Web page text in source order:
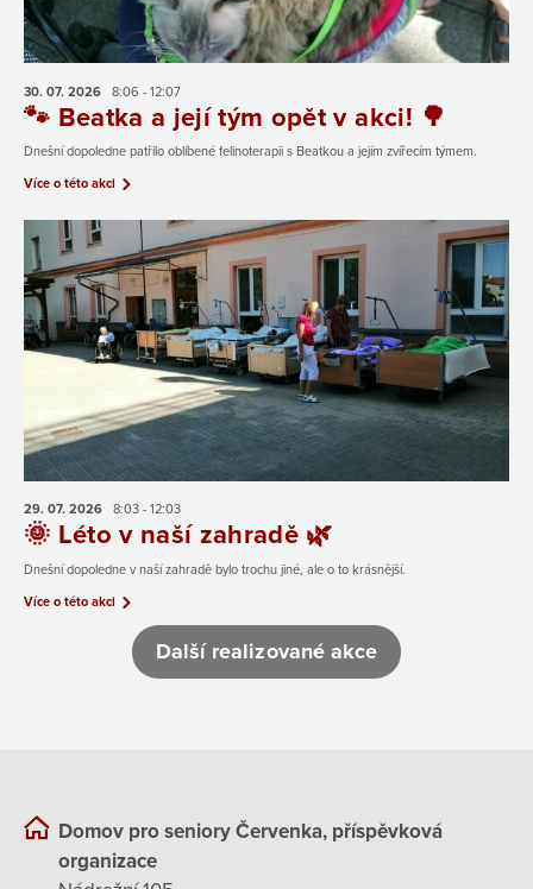
30. 07. 2026 8:06 - 12:07
🐾 Beatka a její tým opět v akci! 🌳
Dnešní dopoledne patřilo oblíbené felinoterapii s Beatkou a jejím zvířecím týmem.
Více o této akci
29. 07. 2026 8:03 - 12:03
🌞 Léto v naší zahradě 🌿
Dnešní dopoledne v naší zahradě bylo trochu jiné, ale o to krásnější.
Více o této akci
Další realizované akce
Domov pro seniory Červenka, příspěvková
organizace